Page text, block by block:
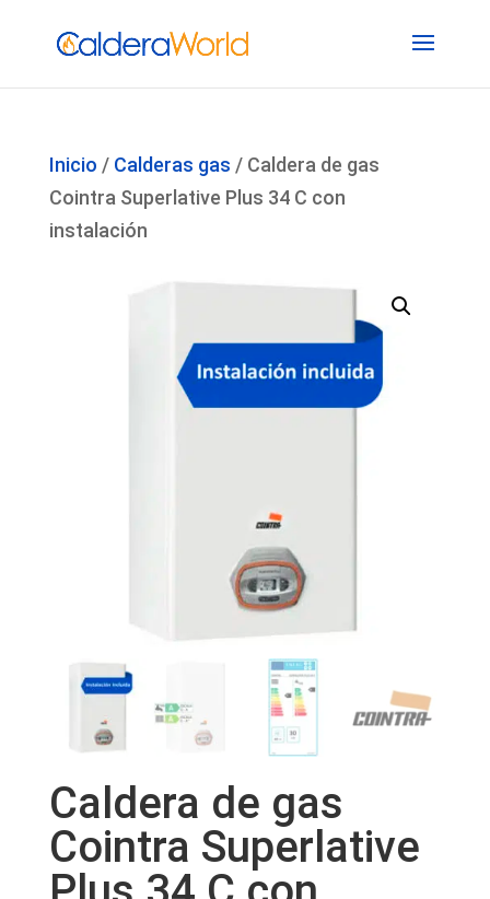
Inicio / Calderas gas / Caldera de gas
Cointra Superlative Plus 34 C con
instalación
Caldera de gas
Cointra Superlative